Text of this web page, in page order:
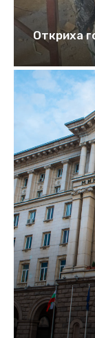
Откриха